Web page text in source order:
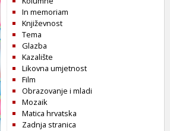
In memoriam
Književnost
Tema
Glazba
Kazalište
Likovna umjetnost
Film
Obrazovanje i mladi
Mozaik
Matica hrvatska
Zadnja stranica